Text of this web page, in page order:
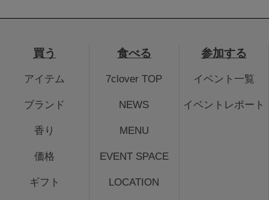
買う
アイテム
ブランド
香り
価格
ギフト
食べる
7clover TOP
NEWS
MENU
EVENT SPACE
LOCATION
参加する
イベント一覧
イベントレポート